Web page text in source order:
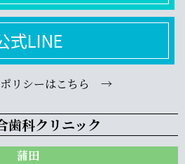
式LINE
ポリシーはこちら →
歯科クリニック
蒲田